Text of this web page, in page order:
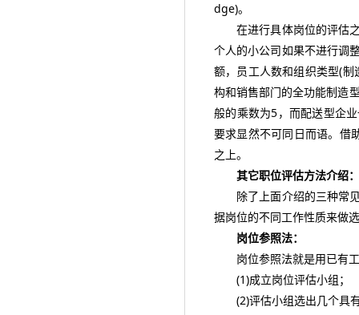
dge)。
在进行具体岗位的评估之
个人的小公司如果不进行调
额，员工人数和组织类型(
构和销售部门的全功能制造
般的乘数为5，而配送型企
要求显然不可同日而语。借
之上。
其它职位评估方法介绍：
除了上面介绍的三种常见
据岗位的不同工作性质来做
岗位参照法：
岗位参照法就是用已有工
(1)成立岗位评估小组；
(2)评估小组选出几个具有